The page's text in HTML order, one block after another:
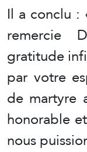
Il a conclu :
remercie
gratitude
par votre
de martyre
honorable
nous